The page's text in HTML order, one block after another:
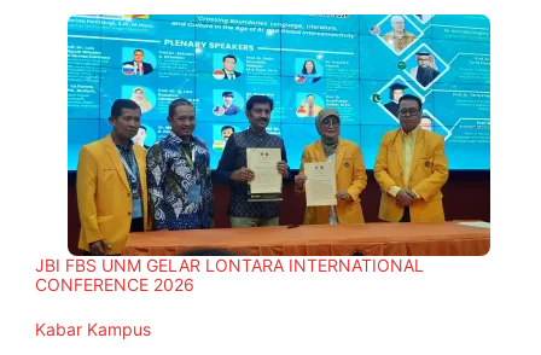
JBI FBS UNM GELAR LONTARA INTERNATIONAL
CONFERENCE 2026
In relation to
Kabar Kampus